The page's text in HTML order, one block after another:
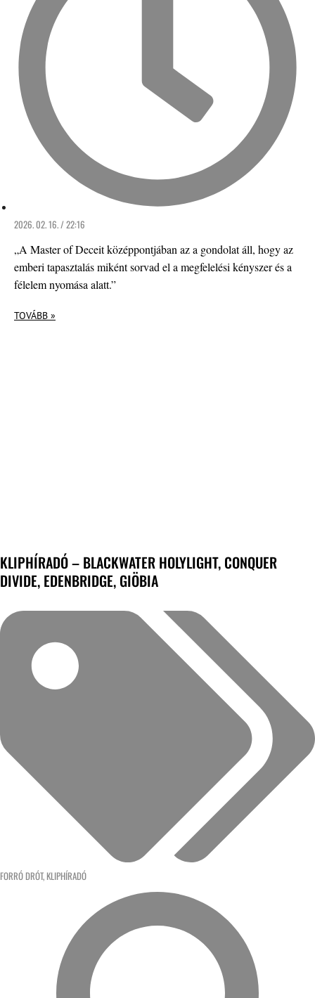
2026. 02. 16. / 22:16
„A Master of Deceit középpontjában az a gondolat áll, hogy az
emberi tapasztalás miként sorvad el a megfelelési kényszer és a
félelem nyomása alatt.”
TOVÁBB »
KLIPHÍRADÓ – BLACKWATER HOLYLIGHT, CONQUER
DIVIDE, EDENBRIDGE, GIÖBIA
FORRÓ DRÓT, KLIPHÍRADÓ